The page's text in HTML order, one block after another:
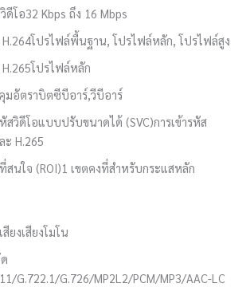
ดีโอ32 Kbps ถึง 16 Mbps
โปรไฟล์พื้นฐาน, โปรไฟล์หลัก, โปรไฟล์สูง
โปรไฟล์หลัก
มอัตราบิตซีบีอาร์,วีบีอาร์
หัสวิดีโอแบบปรับขนาดได้ (SVC)การเข้ารหัส
ะ H.265
สนใจ (ROI)1 เขตคงที่สำหรับกระแสหลัก
สียงเสียงโมโน
G.722.1/G.726/MP2L2/PCM/MP3/AAC-LC